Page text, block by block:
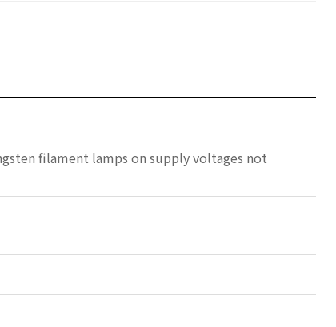
filament lamps on supply voltages not